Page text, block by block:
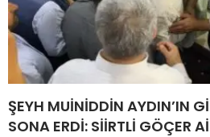
ŞEYH MUİNİDDİN AYDIN’IN
SONA ERDİ: SİİRTLİ GÖÇER